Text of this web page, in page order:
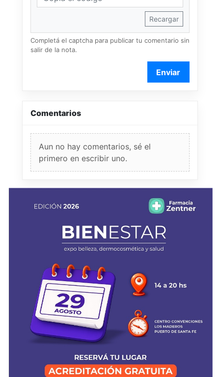
Recargar
Completá el captcha para publicar tu comentario sin
salir de la nota.
Enviar
Comentarios
Aun no hay comentarios, sé el
primero en escribir uno.